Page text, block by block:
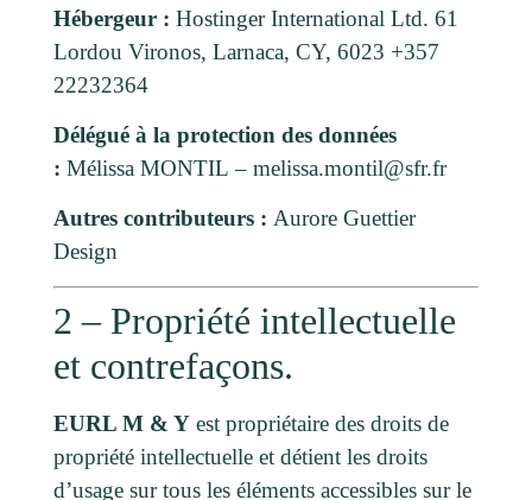
Hébergeur : Hostinger International Ltd. 61
Lordou Vironos, Larnaca, CY, 6023 +357
22232364
Délégué à la protection des données
: Mélissa MONTIL – melissa.montil@sfr.fr
Autres contributeurs : Aurore Guettier
Design
2 – Propriété intellectuelle
et contrefaçons.
EURL M & Yest propriétaire des droits de
propriété intellectuelle et détient les droits
d’usage sur tous les éléments accessibles sur le